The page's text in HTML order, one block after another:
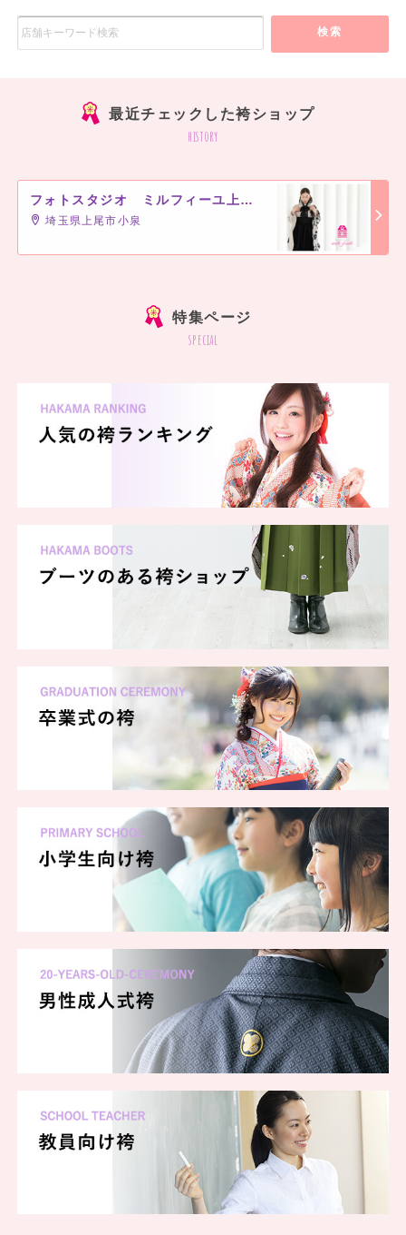
検索
最近チェックした袴ショップ
history
フォトスタジオ ミルフィーユ上尾店
埼玉県上尾市小泉
特集ページ
special